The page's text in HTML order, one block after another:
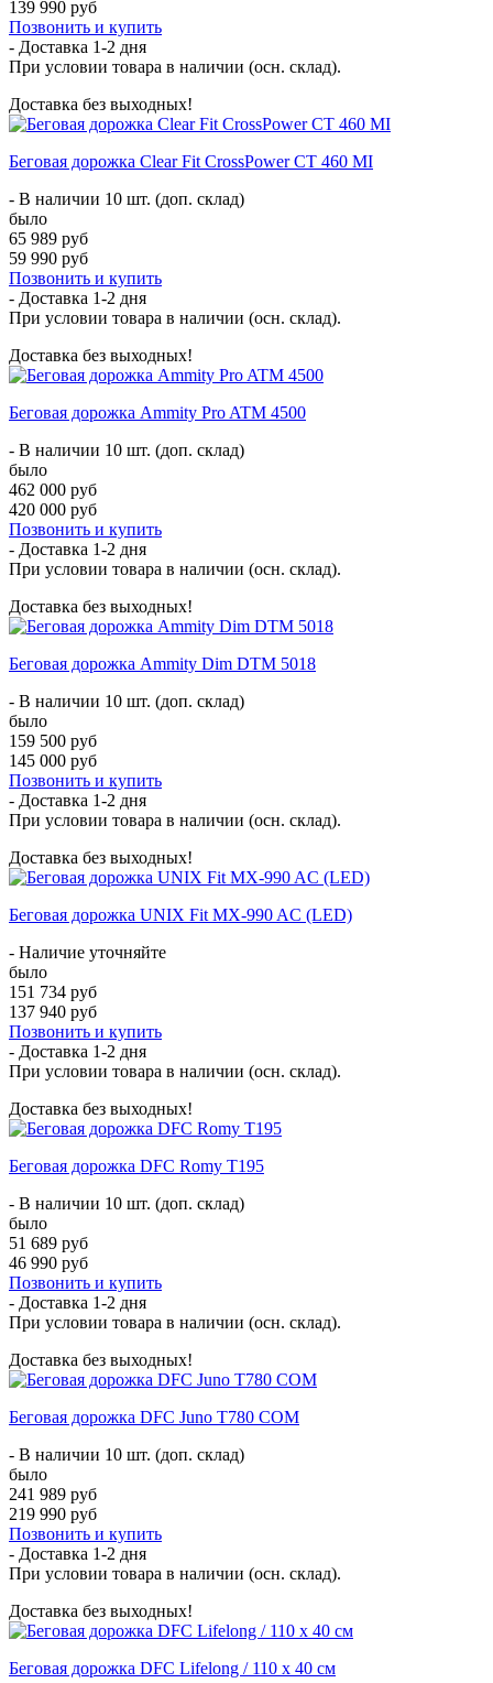
139 990 руб
Позвонить и купить
- Доставка 1-2 дня
При условии товара в наличии (осн. склад).
Доставка без выходных!
Беговая дорожка Clear Fit CrossPower CT 460 MI
- В наличии 10 шт. (доп. склад)
было
65 989 руб
59 990 руб
Позвонить и купить
- Доставка 1-2 дня
При условии товара в наличии (осн. склад).
Доставка без выходных!
Беговая дорожка Ammity Pro ATM 4500
- В наличии 10 шт. (доп. склад)
было
462 000 руб
420 000 руб
Позвонить и купить
- Доставка 1-2 дня
При условии товара в наличии (осн. склад).
Доставка без выходных!
Беговая дорожка Ammity Dim DTM 5018
- В наличии 10 шт. (доп. склад)
было
159 500 руб
145 000 руб
Позвонить и купить
- Доставка 1-2 дня
При условии товара в наличии (осн. склад).
Доставка без выходных!
Беговая дорожка UNIX Fit MX-990 AC (LED)
- Наличие уточняйте
было
151 734 руб
137 940 руб
Позвонить и купить
- Доставка 1-2 дня
При условии товара в наличии (осн. склад).
Доставка без выходных!
Беговая дорожка DFC Romy T195
- В наличии 10 шт. (доп. склад)
было
51 689 руб
46 990 руб
Позвонить и купить
- Доставка 1-2 дня
При условии товара в наличии (осн. склад).
Доставка без выходных!
Беговая дорожка DFC Juno T780 COM
- В наличии 10 шт. (доп. склад)
было
241 989 руб
219 990 руб
Позвонить и купить
- Доставка 1-2 дня
При условии товара в наличии (осн. склад).
Доставка без выходных!
Беговая дорожка DFC Lifelong / 110 х 40 см